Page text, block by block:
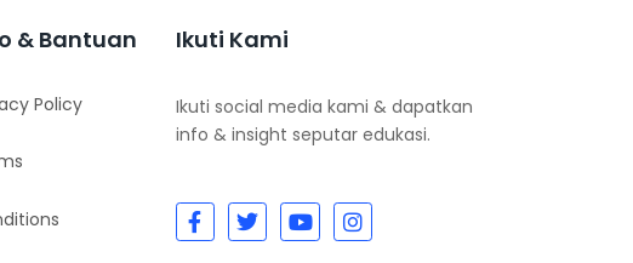
& Bantuan
Policy
Ikuti Kami
Ikuti social media kami & dapatkan
info & insight seputar edukasi.
F
a
T
w
Y
o
I
n